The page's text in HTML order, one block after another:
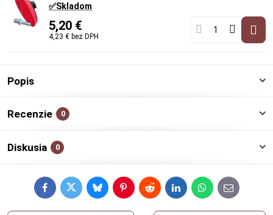
✅Skladom
5,20 €
4,23 € bez DPH
Popis
Recenzie 0
Diskusia 0
FacebookTwitterBlueskyPinterestRedditLinkedInWhatsApp
E-
mail